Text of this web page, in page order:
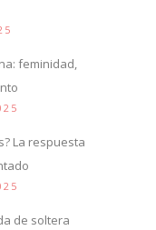
feminidad,
La respuesta
de soltera